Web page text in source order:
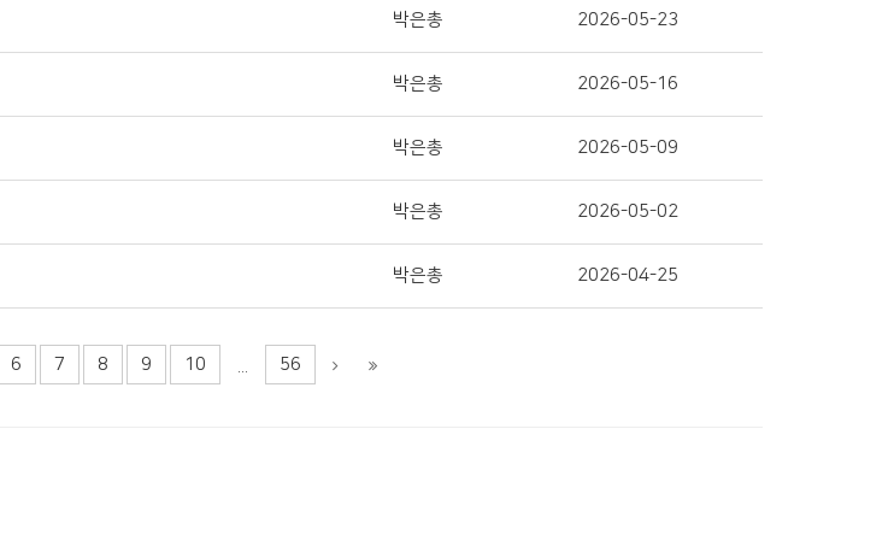
박은총 2026-05-23
박은총 2026-05-16
박은총 2026-05-09
박은총 2026-05-02
박은총 2026-04-25
6 7 8 9 10 56